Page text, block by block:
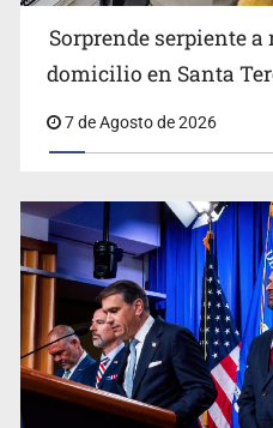
Procesan a el “R1”,
Michoacán
Sorprende serpiente
domicilio en Santa
7 de Agosto de 2026